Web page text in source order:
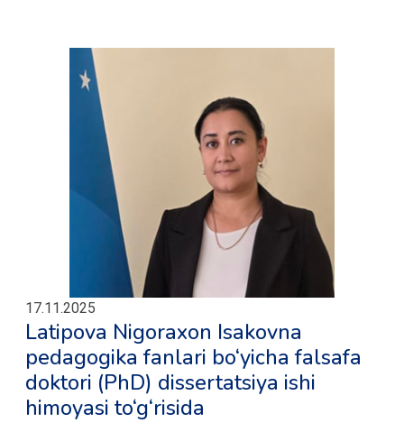
17.11.2025
Latipova Nigoraxon Isakovna
pedagogika fanlari bo‘yicha falsafa
doktori (PhD) dissertatsiya ishi
himoyasi to‘g‘risida